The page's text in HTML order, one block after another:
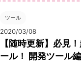
ツール
2020/03/08
【随時更新】必見
ール！ 開発ツール編